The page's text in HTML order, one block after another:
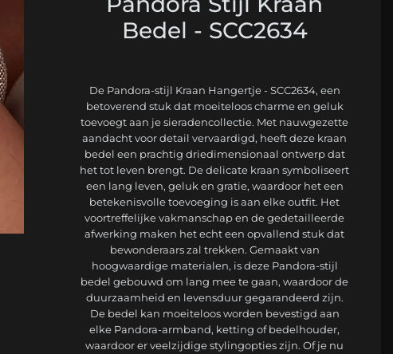
Bedel - SCC2634
De Pandora-stijl Kraan Hangertje - SCC2634, een
betoverend stuk dat moeiteloos charme en geluk
toevoegt aan je sieradencollectie. Met nauwgezette
aandacht voor detail vervaardigd, heeft deze kraan
bedel een prachtig driedimensionaal ontwerp dat
het tot leven brengt. De delicate kraan symboliseert
een lang leven, geluk en gratie, waardoor het een
betekenisvolle toevoeging is aan elke outfit. Het
voortreffelijke vakmanschap en de gedetailleerde
afwerking maken het echt een opvallend stuk dat
bewonderaars zal trekken. Gemaakt van
hoogwaardige materialen, is deze Pandora-stijl
bedel gebouwd om lang mee te gaan, waardoor de
duurzaamheid en levensduur gegarandeerd zijn.
De bedel kan moeiteloos worden bevestigd aan
elke Pandora-armband, ketting of bedelhouder,
waardoor er veelzijdige stylingopties zijn. Of je nu